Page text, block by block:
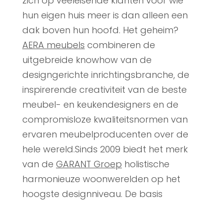
hun eigen huis meer is dan alleen een
dak boven hun hoofd. Het geheim?
AERA meubels combineren de
uitgebreide knowhow van de
designgerichte inrichtingsbranche, de
inspirerende creativiteit van de beste
meubel- en keukendesigners en de
compromisloze kwaliteitsnormen van
ervaren meubelproducenten over de
hele wereld.Sinds 2009 biedt het merk
van de GARANT Groep holistische
harmonieuze woonwerelden op het
hoogste designniveau. De basis